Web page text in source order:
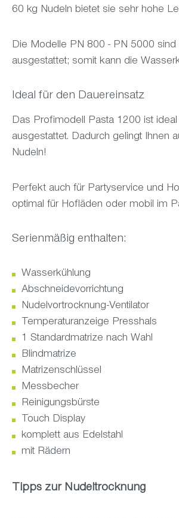
60 kg Nudeln bietet sie sehr hohe
Die Modelle PN 800 - PN 5000
ausgestattet; somit kann die
Ideal für den Dauereinsatz
Das Profimodell Pasta 1200 ist
ausgestattet. Dadurch gelingt Ihnen
Nudeln!
Perfekt auch für Partyservice und
optimal für Hofläden oder mobil im
Serienmäßig enthalten:
Wasserkühlung
Abschneidevorrichtung
Nudelvortrocknung-Ventilator
Temperaturanzeige Presshals
1 Standardmatrize nach Wahl
Blindmatrize
Matrizenschlüssel
Messbecher
Reinigungsbürste
Touch Display
komplett aus Edelstahl
mit Rädern
Tipps zur Nudeltrocknung